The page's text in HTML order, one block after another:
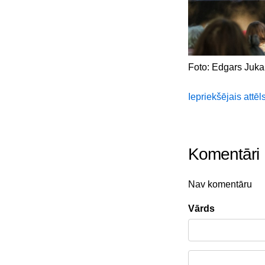
Foto: Edgars Juka
Iepriekšējais
Komentāri
Nav komentāru
Vārds